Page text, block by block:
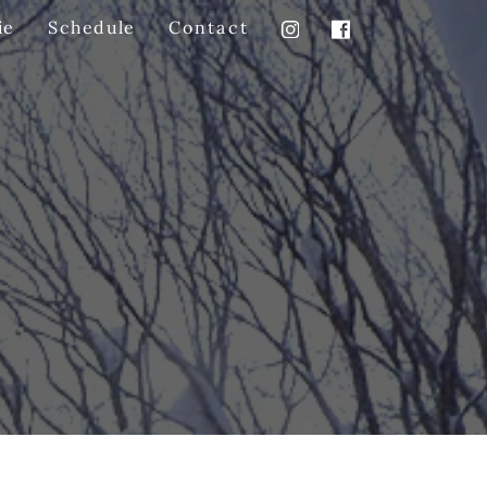
Schedule Contact